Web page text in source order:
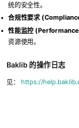
统的安全性。
合规性要求
性能监控
资源使用。
Baklib 的操作日志
见： https://